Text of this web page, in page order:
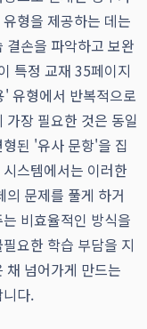
형을 제공하는 데는
결손을 파악하고 보완
특정 교재 35페이지
유형에서 반복적으로
장 필요한 것은 동일
된 '유사 문항'을 집
스템에서는 이러한
문제를 풀게 하거
비효율적인 방식을
요한 학습 부담을 지
채 넘어가게 만드는
다.